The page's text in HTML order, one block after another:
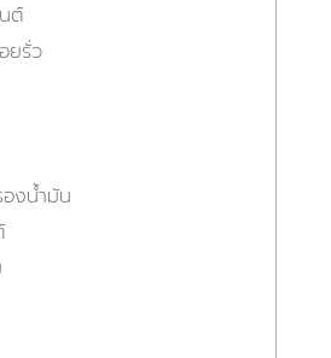
ต์
ยรั่ว
องน้ำมัน